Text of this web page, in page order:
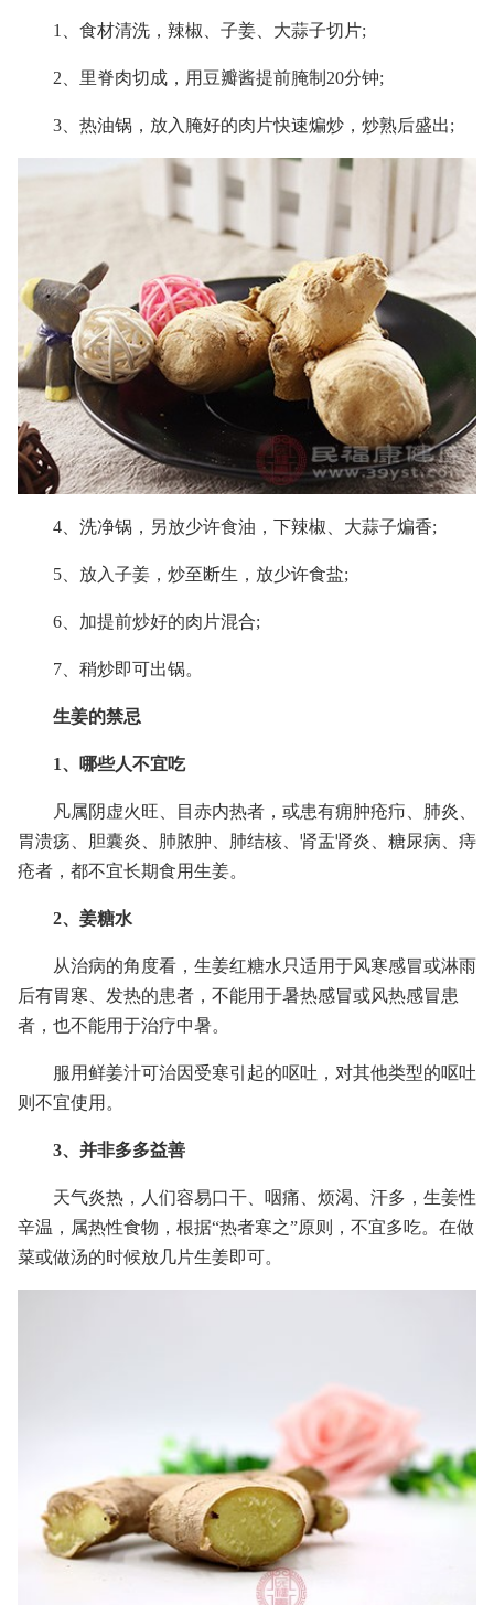
1、食材清洗，辣椒、子姜、大蒜子切片;
2、里脊肉切成，用豆瓣酱提前腌制20分钟;
3、热油锅，放入腌好的肉片快速煸炒，炒熟后盛出;
4、洗净锅，另放少许食油，下辣椒、大蒜子煸香;
5、放入子姜，炒至断生，放少许食盐;
6、加提前炒好的肉片混合;
7、稍炒即可出锅。
生姜的禁忌
1、哪些人不宜吃
凡属阴虚火旺、目赤内热者，或患有痈肿疮疖、肺炎、
胃溃疡、胆囊炎、肺脓肿、肺结核、肾盂肾炎、糖尿病、痔
疮者，都不宜长期食用生姜。
2、姜糖水
从治病的角度看，生姜红糖水只适用于风寒感冒或淋雨
后有胃寒、发热的患者，不能用于暑热感冒或风热感冒患
者，也不能用于治疗中暑。
服用鲜姜汁可治因受寒引起的呕吐，对其他类型的呕吐
则不宜使用。
3、并非多多益善
天气炎热，人们容易口干、咽痛、烦渴、汗多，生姜性
辛温，属热性食物，根据“热者寒之”原则，不宜多吃。在做
菜或做汤的时候放几片生姜即可。